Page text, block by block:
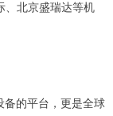
、北京盛瑞达等机
备的平台，更是全球